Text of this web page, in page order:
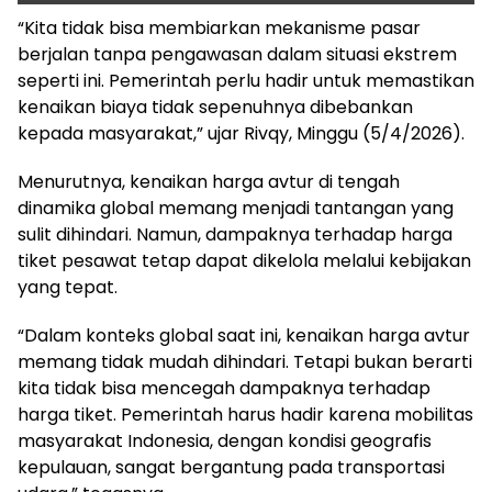
“Kita tidak bisa membiarkan mekanisme pasar
berjalan tanpa pengawasan dalam situasi ekstrem
seperti ini. Pemerintah perlu hadir untuk memastikan
kenaikan biaya tidak sepenuhnya dibebankan
kepada masyarakat,” ujar Rivqy, Minggu (5/4/2026).
Menurutnya, kenaikan harga avtur di tengah
dinamika global memang menjadi tantangan yang
sulit dihindari. Namun, dampaknya terhadap harga
tiket pesawat tetap dapat dikelola melalui kebijakan
yang tepat.
“Dalam konteks global saat ini, kenaikan harga avtur
memang tidak mudah dihindari. Tetapi bukan berarti
kita tidak bisa mencegah dampaknya terhadap
harga tiket. Pemerintah harus hadir karena mobilitas
masyarakat Indonesia, dengan kondisi geografis
kepulauan, sangat bergantung pada transportasi